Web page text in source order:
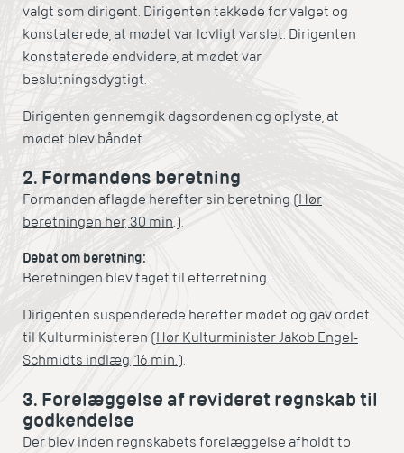
valgt som dirigent. Dirigenten takkede for valget og
konstaterede, at mødet var lovligt varslet. Dirigenten
konstaterede endvidere, at mødet var
beslutningsdygtigt.
Dirigenten gennemgik dagsordenen og oplyste, at
mødet blev båndet.
2. Formandens beretning
Formanden aflagde herefter sin beretning (Hør
beretningen her, 30 min.).
Debat om beretning:
Beretningen blev taget til efterretning.
Dirigenten suspenderede herefter mødet og gav ordet
til Kulturministeren (Hør Kulturminister Jakob Engel-
Schmidts indlæg, 16 min.).
3. Forelæggelse af revideret regnskab til
godkendelse
Der blev inden regnskabets forelæggelse afholdt to